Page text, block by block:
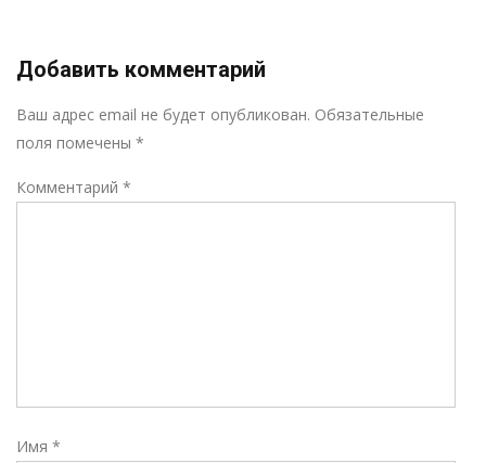
Добавить комментарий
Ваш адрес email не будет опубликован. Обязательные
поля помечены *
Комментарий *
Имя *